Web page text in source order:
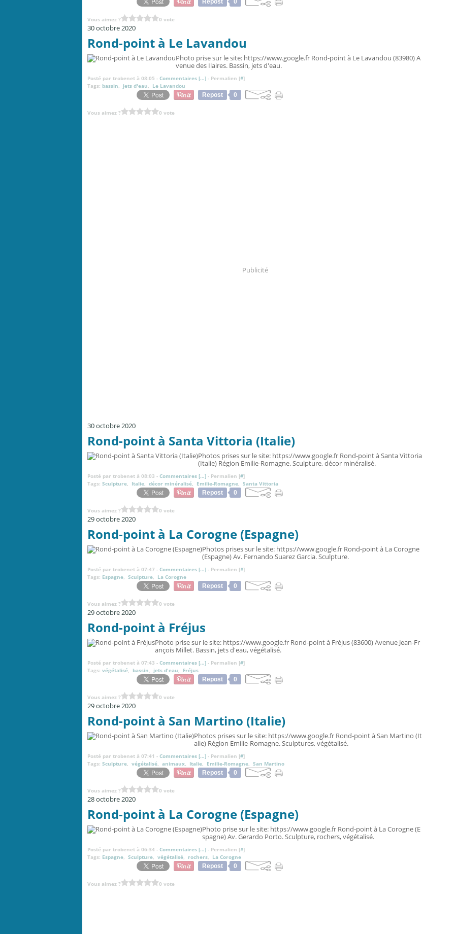
Repost
0
Vous aimez ? 0 vote
30 octobre 2020
Rond-point à Le Lavandou
Photo prise sur le site: https://www.google.fr Rond-point à Le Lavandou (83980) A
venue des Ilaires. Bassin, jets d'eau.
Posté par trobenet à 08:05 - Commentaires […] - Permalien [#]
Tags: bassin, jets d'eau, Le Lavandou
Repost
0
Vous aimez ? 0 vote
Publicité
30 octobre 2020
Rond-point à Santa Vittoria (Italie)
Photos prises sur le site: https://www.google.fr Rond-point à Santa Vittoria
(Italie) Région Emilie-Romagne. Sculpture, décor minéralisé.
Posté par trobenet à 08:03 - Commentaires […] - Permalien [#]
Tags: Sculpture, Italie, décor minéralisé, Emilie-Romagne, Santa Vittoria
Repost
0
Vous aimez ? 0 vote
29 octobre 2020
Rond-point à La Corogne (Espagne)
Photos prises sur le site: https://www.google.fr Rond-point à La Corogne
(Espagne) Av. Fernando Suarez Garcia. Sculpture.
Posté par trobenet à 07:47 - Commentaires […] - Permalien [#]
Tags: Espagne, Sculpture, La Corogne
Repost
0
Vous aimez ? 0 vote
29 octobre 2020
Rond-point à Fréjus
Photo prise sur le site: https://www.google.fr Rond-point à Fréjus (83600) Avenue Jean-Fr
ançois Millet. Bassin, jets d'eau, végétalisé.
Posté par trobenet à 07:43 - Commentaires […] - Permalien [#]
Tags: végétalisé, bassin, jets d'eau, Fréjus
Repost
0
Vous aimez ? 0 vote
29 octobre 2020
Rond-point à San Martino (Italie)
Photos prises sur le site: https://www.google.fr Rond-point à San Martino (It
alie) Région Emilie-Romagne. Sculptures, végétalisé.
Posté par trobenet à 07:41 - Commentaires […] - Permalien [#]
Tags: Sculpture, végétalisé, animaux, Italie, Emilie-Romagne, San Martino
Repost
0
Vous aimez ? 0 vote
28 octobre 2020
Rond-point à La Corogne (Espagne)
Photo prise sur le site: https://www.google.fr Rond-point à La Corogne (E
spagne) Av. Gerardo Porto. Sculpture, rochers, végétalisé.
Posté par trobenet à 06:34 - Commentaires […] - Permalien [#]
Tags: Espagne, Sculpture, végétalisé, rochers, La Corogne
Repost
0
Vous aimez ? 0 vote